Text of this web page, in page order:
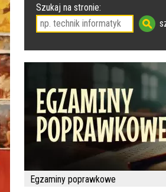
Szukaj na stronie:
Egzaminy poprawkowe